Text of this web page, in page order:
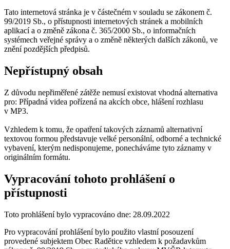
Tato internetová stránka je v částečném v souladu se zákonem č.
99/2019 Sb., o přístupnosti internetových stránek a mobilních
aplikací a o změně zákona č. 365/2000 Sb., o informačních
systémech veřejné správy a o změně některých dalších zákonů, ve
znění pozdějších předpisů.
Nepřístupný obsah
Z důvodu nepřiměřené zátěže nemusí existovat vhodná alternativa
pro: Případná videa pořízená na akcích obce, hlášení rozhlasu
v MP3.
Vzhledem k tomu, že opatření takových záznamů alternativní
textovou formou představuje velké personální, odborné a technické
vybavení, kterým nedisponujeme, ponecháváme tyto záznamy v
originálním formátu.
Vypracování tohoto prohlášení o
přístupnosti
Toto prohlášení bylo vypracováno dne: 28.09.2022
Pro vypracování prohlášení bylo použito vlastní posouzení
provedené subjektem Obec Radětice vzhledem k požadavkům